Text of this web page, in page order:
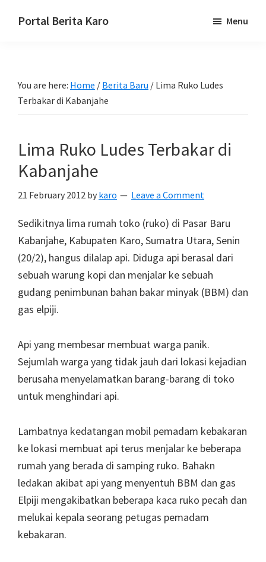
Portal Berita Karo
Karo,
sejarah
Menu
You are here: Home / Berita Baru / Lima Ruko Ludes
Terbakar di Kabanjahe
Lima Ruko Ludes Terbakar di
Kabanjahe
21 February 2012 by karo Leave a Comment
Sedikitnya lima rumah toko (ruko) di Pasar Baru
Kabanjahe, Kabupaten Karo, Sumatra Utara, Senin
(20/2), hangus dilalap api. Diduga api berasal dari
sebuah warung kopi dan menjalar ke sebuah
gudang penimbunan bahan bakar minyak (BBM) dan
gas elpiji.
Api yang membesar membuat warga panik.
Sejumlah warga yang tidak jauh dari lokasi kejadian
berusaha menyelamatkan barang-barang di toko
untuk menghindari api.
Lambatnya kedatangan mobil pemadam kebakaran
ke lokasi membuat api terus menjalar ke beberapa
rumah yang berada di samping ruko. Bahakn
ledakan akibat api yang menyentuh BBM dan gas
Elpiji mengakibatkan beberapa kaca ruko pecah dan
melukai kepala seorang petugas pemadam
kebakaran.